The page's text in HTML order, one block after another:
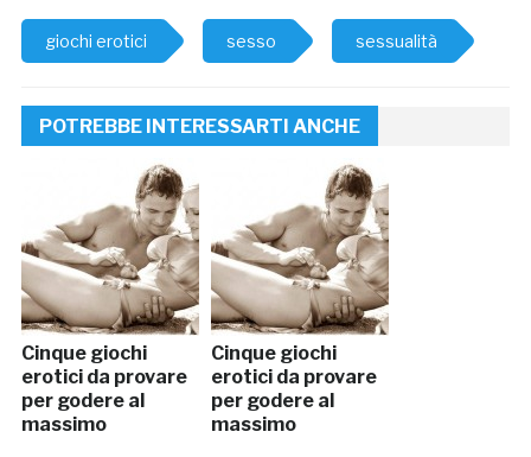
giochi erotici sesso sessualità
POTREBBE INTERESSARTI ANCHE
Cinque giochi
erotici da provare
per godere al
massimo
Cinque giochi
erotici da provare
per godere al
massimo